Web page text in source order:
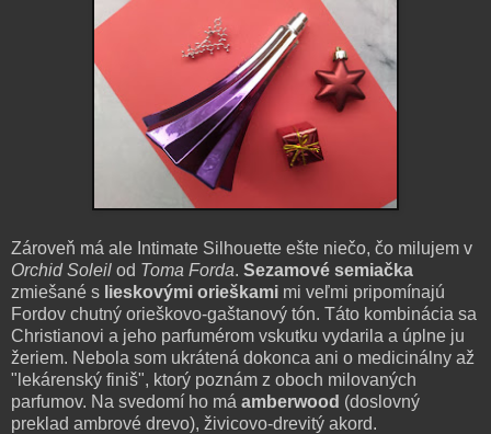
Zároveň má ale Intimate Silhouette ešte niečo, čo milujem v
Orchid Soleil od Toma Forda. Sezamové semiačka
zmiešané s lieskovými orieškami mi veľmi pripomínajú
Fordov chutný orieškovo-gaštanový tón. Táto kombinácia sa
Christianovi a jeho parfumérom vskutku vydarila a úplne ju
žeriem. Nebola som ukrátená dokonca ani o medicinálny až
"lekárenský finiš", ktorý poznám z oboch milovaných
parfumov. Na svedomí ho má amberwood (doslovný
preklad ambrové drevo), živicovo-drevitý akord.